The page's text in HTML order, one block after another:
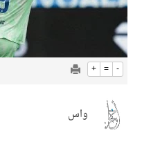
+ = -
واس